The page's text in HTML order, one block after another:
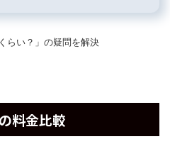
らい？」の疑問を解決
料金比較